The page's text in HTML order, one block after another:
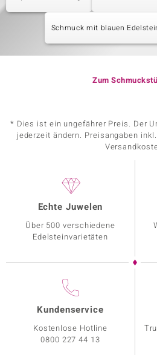
Schmuck mit blauen
Zum
* Dies ist ein ungefährer Preis. Der
jederzeit ändern. Preisangaben
Echte Juwelen
Über 500 verschiedene
Edelsteinvarietäten
Kundenservice
Kostenlose Hotline
0800 227 44 13